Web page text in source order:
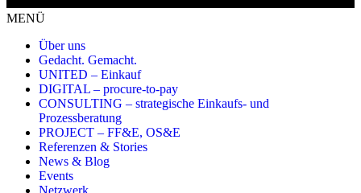
MENÜ
Über uns
Gedacht. Gemacht.
UNITED – Einkauf
DIGITAL – procure-to-pay
CONSULTING – strategische Einkaufs- und
Prozessberatung
PROJECT – FF&E, OS&E
Referenzen & Stories
News & Blog
Events
Netzwerk